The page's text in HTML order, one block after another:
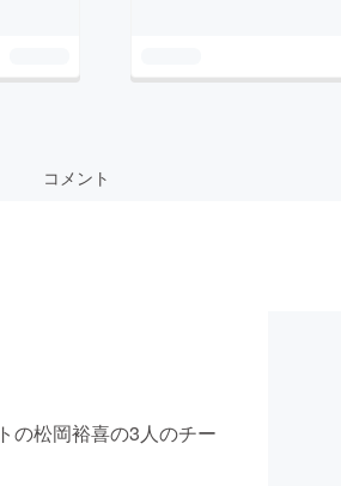
コメント
の松岡裕喜の3人のチー